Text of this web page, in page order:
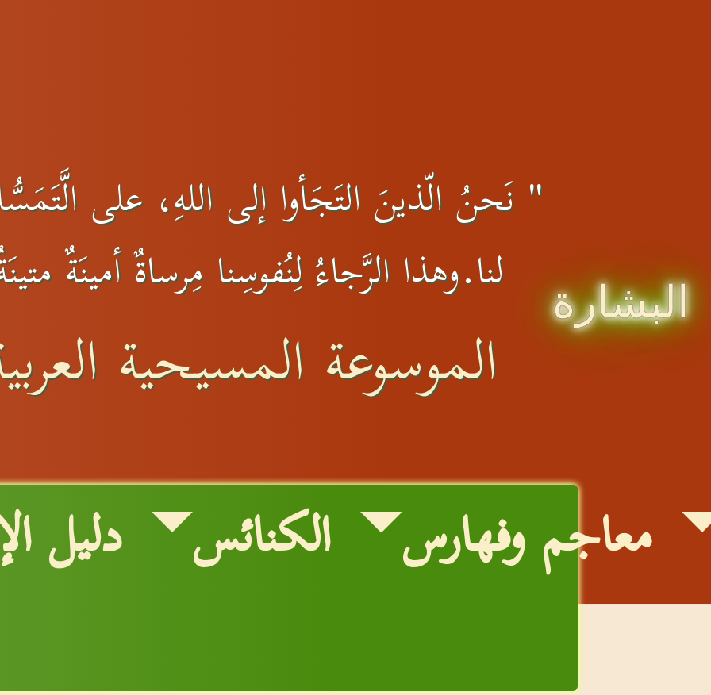
البشارة
" نَحنُ الّذينَ التَجَأوا إلى اللهِ، على
لنا.وهذا الرَّجاءُ لِنُفوسِنا مِرساةٌ أمينَةٌ
الموسوعة المسيحية
معاجم وفهارس الكنائس دليل